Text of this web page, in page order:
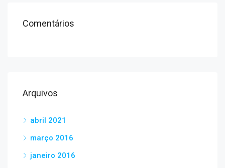
Comentários
Arquivos
abril 2021
março 2016
janeiro 2016